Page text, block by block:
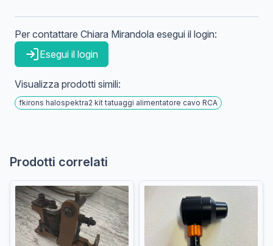
Per contattare Chiara Mirandola esegui il login:
Esegui il login
Visualizza prodotti simili:
fkirons halospektra2 kit tatuaggi alimentatore cavo RCA
Prodotti correlati